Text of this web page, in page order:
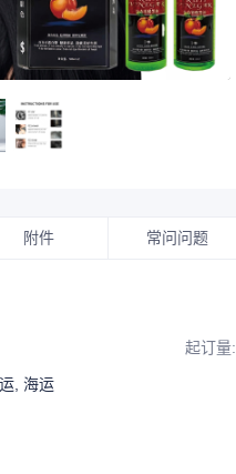
附件 常问问题
起订量:
, 海运